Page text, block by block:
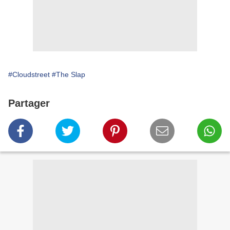
#Cloudstreet #The Slap
Partager